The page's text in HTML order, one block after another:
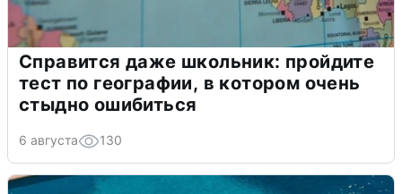
Справится даже школьник: пройдите
тест по географии, в котором очень
стыдно ошибиться
6 августа 130